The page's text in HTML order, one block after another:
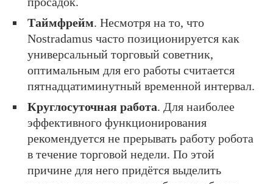
Таймфрейм. Несмотря на то, что
Nostradamus часто позиционируется как
универсальный торговый советник,
оптимальным для его работы считается
пятнадцатиминутный временной интервал.
Круглосуточная работа. Для наиболее
эффективного функционирования
рекомендуется не прерывать работу робота
в течение торговой недели. По этой
причине для него придётся выделить